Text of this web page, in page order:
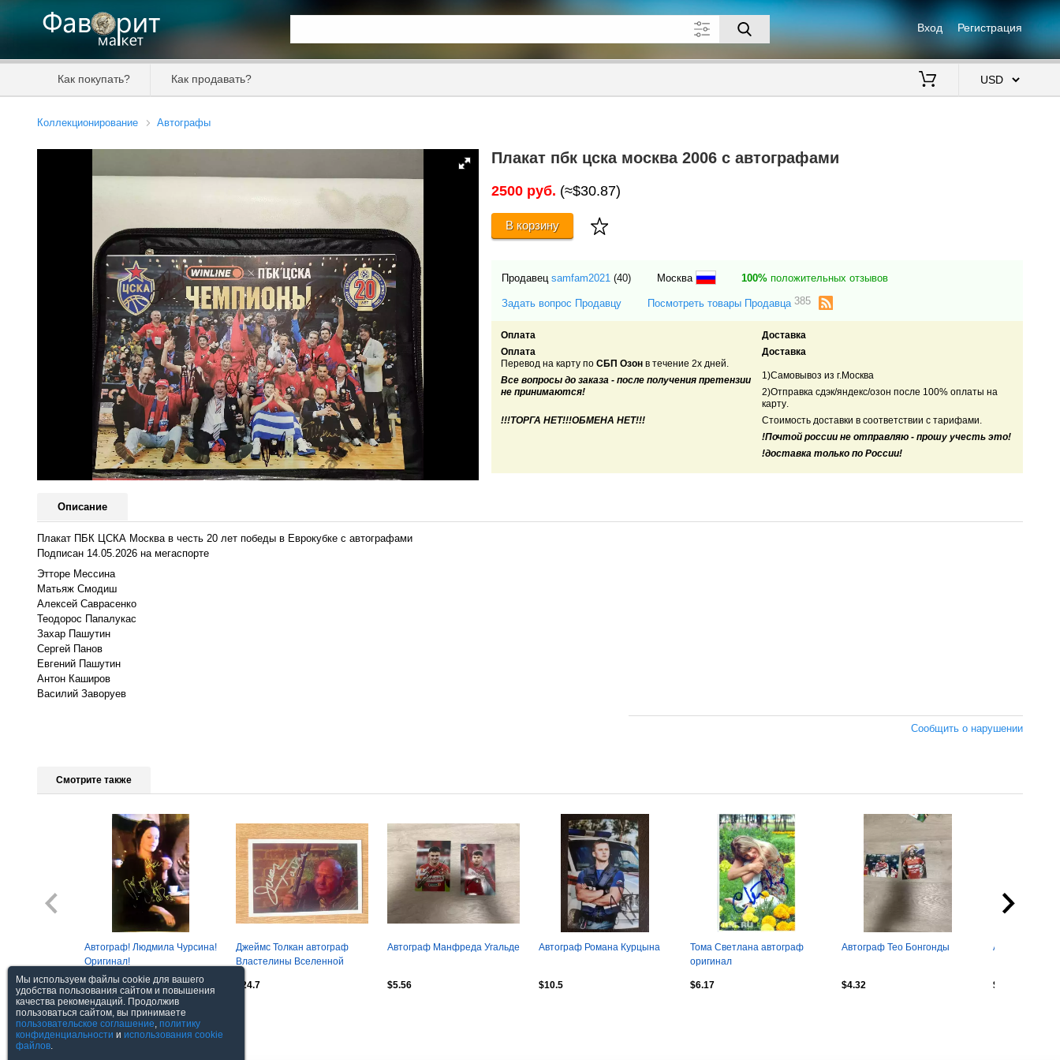
Вход Регистрация
Как покупать? Как продавать?
Коллекционирование Автографы
Плакат пбк цска москва 2006 с автографами
2500 руб. (≈$30.87)
В корзину
Продавец samfam2021 (40) Москва 100% положительных отзывов
Задать вопрос Продавцу Посмотреть товары Продавца 385
Оплата
Оплата
Перевод на картупо СБП Озон в течение 2х дней.
Все вопросы до заказа - после получения претензии
не принимаются!
!!!ТОРГА НЕТ!!!ОБМЕНА НЕТ!!!
Доставка
Доставка
1)Самовывоз из г.Москва
2)Отправка сдэк/яндекс/озон после 100% оплаты на
карту.
Стоимость доставки в соответствии с тарифами.
!Почтой россии не отправляю - прошу учесть это!
!доставка только по России!
Описание
Плакат ПБК ЦСКА Москва в честь 20 лет победы в Еврокубке с автографами
Подписан 14.05.2026 на мегаспорте
Эттope Мессинa
Mатьяж Смодиш
Aлекceй Cавраceнко
Teoдopoc Папалукаc
Зaхaр Пaшутин
Cеpгeй Пaнoв
Евгений Пашутин
Антон Кашиpов
Ваcилий Завоpуев
Сообщить о нарушении
Смотрите также
Автограф! Людмила Чурсина!
Оригинал!
$6.17
Джеймс Толкан автограф
Властелины Вселенной
$24.7
Автограф Манфреда Угальде
$5.56
Автограф Романа Курцына
$10.5
Тома Светлана автограф
оригинал
$6.17
Автограф Тео Бонгонды
$4.32
Автограф
$3.09
Посмотреть все
Мы используем файлы cookie для вашего
удобства пользования сайтом и повышения
качества рекомендаций. Продолжив
пользоваться сайтом, вы принимаете
пользовательское соглашение, политику
конфиденциальности и использования cookie
файлов.